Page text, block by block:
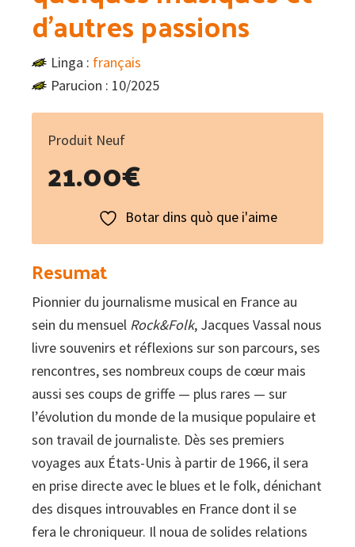
d’autres passions
Linga : français
Parucion : 10/2025
Produit Neuf
21.00€
Botar dins quò que i'aime
Resumat
Pionnier du journalisme musical en France au
sein du mensuel Rock&Folk, Jacques Vassal nous
livre souvenirs et réflexions sur son parcours, ses
rencontres, ses nombreux coups de cœur mais
aussi ses coups de griffe — plus rares — sur
l’évolution du monde de la musique populaire et
son travail de journaliste. Dès ses premiers
voyages aux États-Unis à partir de 1966, il sera
en prise directe avec le blues et le folk, dénichant
des disques introuvables en France dont il se
fera le chroniqueur. Il noua de solides relations